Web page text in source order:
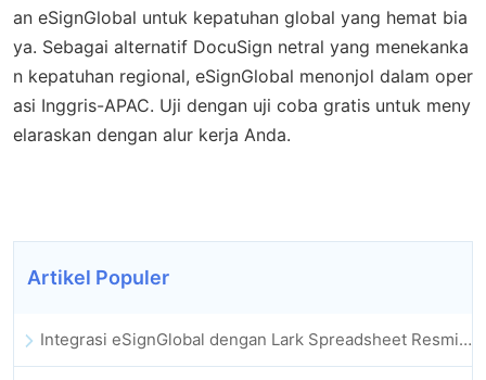
an eSignGlobal untuk kepatuhan global yang hemat bia
ya. Sebagai alternatif DocuSign netral yang menekanka
n kepatuhan regional, eSignGlobal menonjol dalam oper
asi Inggris-APAC. Uji dengan uji coba gratis untuk meny
elaraskan dengan alur kerja Anda.
Artikel Populer
Integrasi eSignGlobal dengan Lark Spreadsheet Resmi Diluncurkan: Otomatisasi Penuh Penandatanganan dan Pengarsipan Kontrak Elektronik